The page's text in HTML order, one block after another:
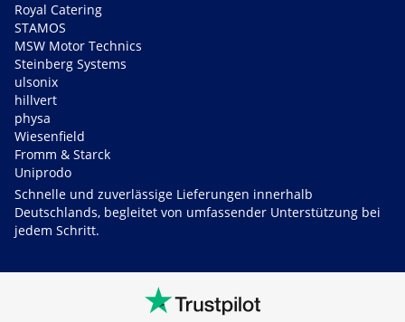
Royal Catering
STAMOS
MSW Motor Technics
Steinberg Systems
ulsonix
hillvert
physa
Wiesenfield
Fromm & Starck
Uniprodo
Schnelle und zuverlässige Lieferungen innerhalb
Deutschlands, begleitet von umfassender Unterstützung bei
jedem Schritt.